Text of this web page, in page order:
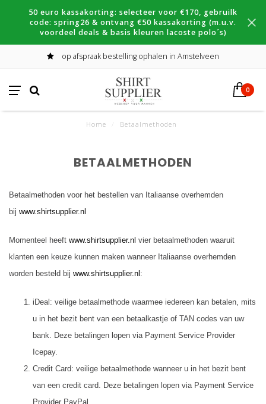
50 euro kassakorting: selecteer voor €170, gebruilk
code: spring26 & ontvang €50 kassakorting (m.u.v.
voordeel deals & basis kleuren lacoste polo´s)
op afspraak bestelling ophalen in Amstelveen
0
Home Betaalmethoden
BETAALMETHODEN
Betaalmethoden voor het bestellen van Italiaanse overhemden
bij www.shirtsupplier.nl
Momenteel heeft www.shirtsupplier.nl vier betaalmethoden waaruit
klanten een keuze kunnen maken wanneer Italiaanse overhemden
worden besteld bij www.shirtsupplier.nl :
iDeal: veilige betaalmethode waarmee iedereen kan betalen, mits
u in het bezit bent van een betaalkastje of TAN codes van uw
bank. Deze betalingen lopen via Payment Service Provider
Icepay.
Credit Card: veilige betaalmethode wanneer u in het bezit bent
van een credit card. Deze betalingen lopen via Payment Service
Provider PayPal.